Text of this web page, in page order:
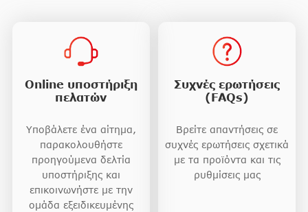
Online υποστήριξη
πελατών
Υποβάλετε ένα αίτημα,
παρακολουθήστε
προηγούμενα δελτία
υποστήριξης και
επικοινωνήστε με την
ομάδα εξειδικευμένης
Συχνές ερωτήσεις
(FAQs)
Βρείτε απαντήσεις σε
συχνές ερωτήσεις σχετικά
με τα προϊόντα και τις
ρυθμίσεις μας